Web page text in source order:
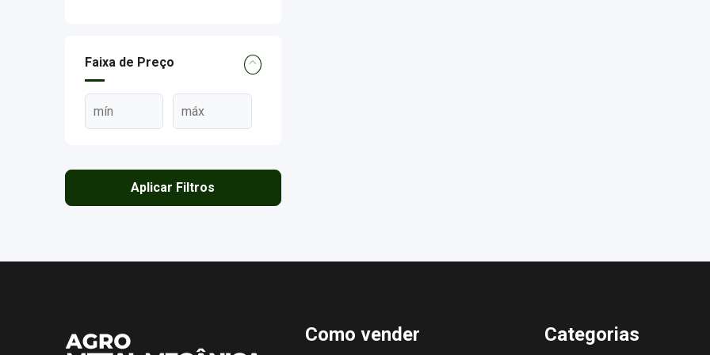
Faixa de Preço
Aplicar Filtros
Como vender Categorias